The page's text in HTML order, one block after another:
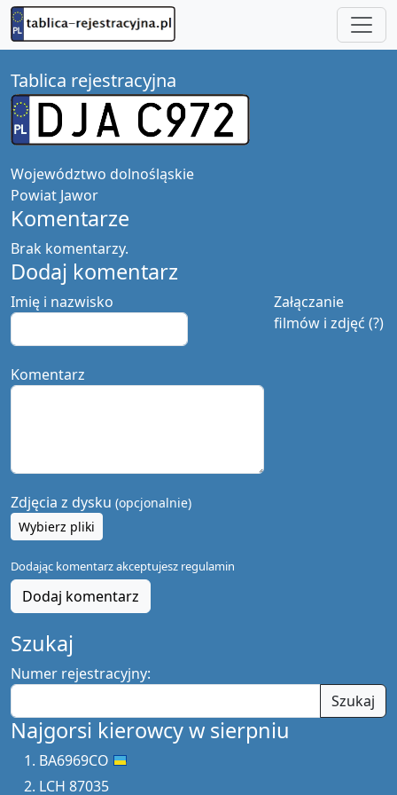
Tablica rejestracyjna
Województwo dolnośląskie
Powiat Jawor
Komentarze
Brak komentarzy.
Dodaj komentarz
Załączanie
filmów i zdjęć (?)
Imię i nazwisko
Komentarz
Zdjęcia z dysku (opcjonalnie)
Wybierz pliki
Dodając komentarz akceptujesz regulamin
Dodaj komentarz
Szukaj
Numer rejestracyjny:
Szukaj
Najgorsi kierowcy w sierpniu
BA6969CO
LCH 87035